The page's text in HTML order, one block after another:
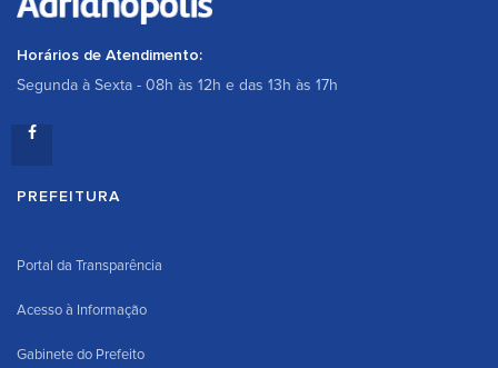
Horários de Atendimento:
Segunda à Sexta - 08h às 12h e das 13h às 17h
PREFEITURA
Portal da Transparência
Acesso à Informação
Gabinete do Prefeito